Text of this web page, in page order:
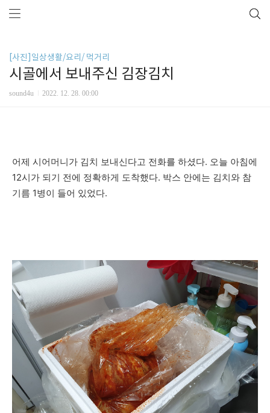
[사진]일상생활/요리/ 먹거리
시골에서 보내주신 김장김치
sound4u 2022. 12. 28. 00:00
어제 시어머니가 김치 보내신다고 전화를 하셨다. 오늘 아침에
12시가 되기 전에 정확하게 도착했다. 박스 안에는 김치와 참
기름 1병이 들어 있었다.